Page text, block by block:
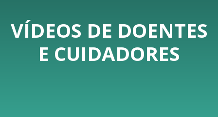
VÍDEOS DE DOENTES
E CUIDADORES